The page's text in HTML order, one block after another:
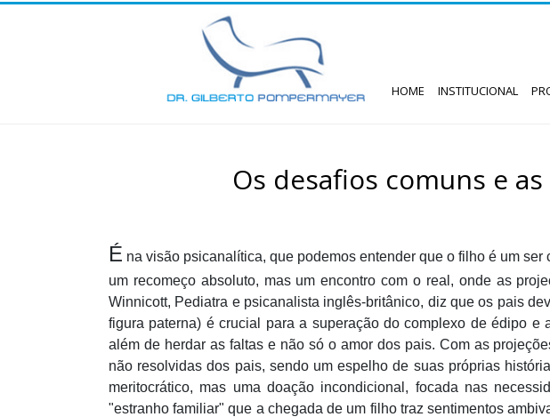
HOME INSTITUCIONAL
Os desafios comuns e
É na visão psicanalítica, que podemos entender que o filho é um
um recomeço absoluto, mas um encontro com o real, onde as
Winnicott, Pediatra e psicanalista inglês-britânico, diz que os pais
figura paterna) é crucial para a superação do complexo de édipo
além de herdar as faltas e não só o amor dos pais. Com as
não resolvidas dos pais, sendo um espelho de suas próprias
meritocrático, mas uma doação incondicional, focada nas
"estranho familiar" que a chegada de um filho traz sentimentos